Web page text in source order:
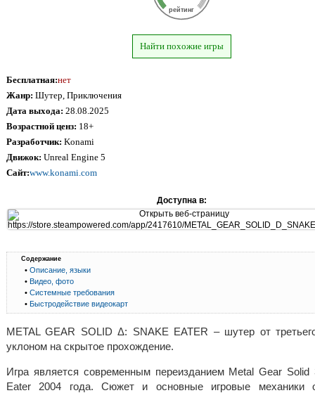
рейтинг
Найти похожие игры
Бесплатная:нет
Жанр: Шутер, Приключения
Дата выхода: 28.08.2025
Возрастной ценз: 18+
Разработчик: Konami
Движок: Unreal Engine 5
Сайт:www.konami.com
Доступна в:
Содержание
• Описание, языки
• Видео, фото
• Системные требования
• Быстродействие видеокарт
METAL GEAR SOLID Δ: SNAKE EATER – шутер от
уклоном на скрытое прохождение.
Игра является современным переизданием Metal Gear Solid
Eater 2004 года. Сюжет и основные игровые механики